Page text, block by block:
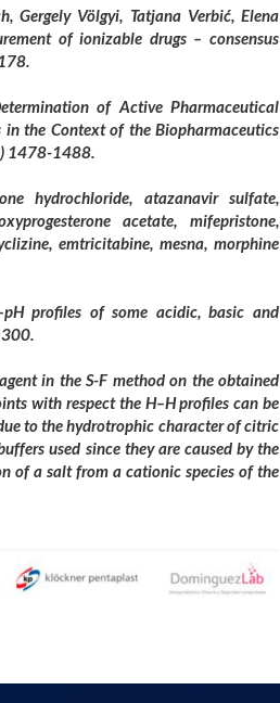
Gergely Völgyi, Tatjana Verbić, Elena
of ionizable drugs – consensus
of Active Pharmaceutical
in the Context of the Biopharmaceutics
1478-1488.
hydrochloride, atazanavir sulfate,
acetate, mifepristone,
emtricitabine, mesna, morphine
profiles of some acidic, basic and
in the S-F method on the obtained
with respect the H–H profiles can be
to the hydrotrophic character of citric
used since they are caused by the
of a salt from a cationic species of the